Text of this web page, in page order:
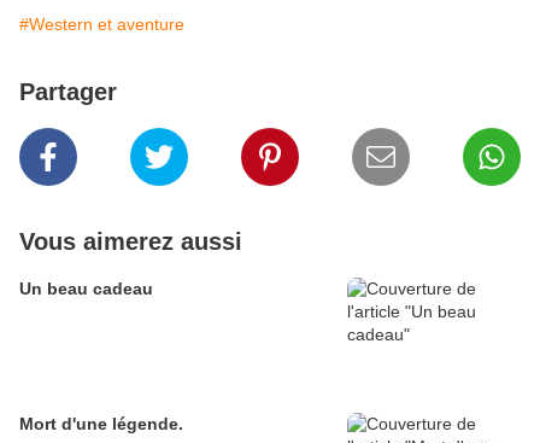
#Western et aventure
Partager
Vous aimerez aussi
Un beau cadeau
Mort d'une légende.